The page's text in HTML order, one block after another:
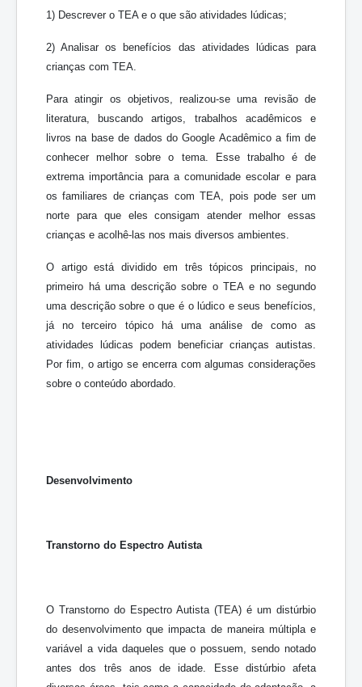
1) Descrever o TEA e o que são atividades lúdicas;
2) Analisar os benefícios das atividades lúdicas para
crianças com TEA.
Para atingir os objetivos, realizou-se uma revisão de
literatura, buscando artigos, trabalhos acadêmicos e
livros na base de dados do Google Acadêmico a fim de
conhecer melhor sobre o tema. Esse trabalho é de
extrema importância para a comunidade escolar e para
os familiares de crianças com TEA, pois pode ser um
norte para que eles consigam atender melhor essas
crianças e acolhê-las nos mais diversos ambientes.
O artigo está dividido em três tópicos principais, no
primeiro há uma descrição sobre o TEA e no segundo
uma descrição sobre o que é o lúdico e seus benefícios,
já no terceiro tópico há uma análise de como as
atividades lúdicas podem beneficiar crianças autistas.
Por fim, o artigo se encerra com algumas considerações
sobre o conteúdo abordado.
Desenvolvimento
Transtorno do Espectro Autista
O Transtorno do Espectro Autista (TEA) é um distúrbio
do desenvolvimento que impacta de maneira múltipla e
variável a vida daqueles que o possuem, sendo notado
antes dos três anos de idade. Esse distúrbio afeta